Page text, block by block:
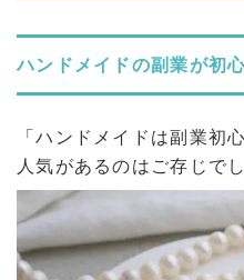
ハンドメイドの副業が初
「ハンドメイドは副業初
人気があるのはご存じで